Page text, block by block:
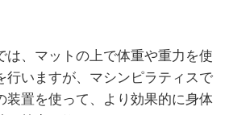
は、マットの上で体重や重力を使
行いますが、マシンピラティスで
装置を使って、より効果的に身体